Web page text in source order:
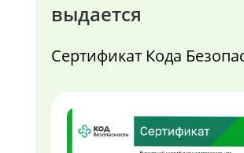
выдается
Сертификат Кода